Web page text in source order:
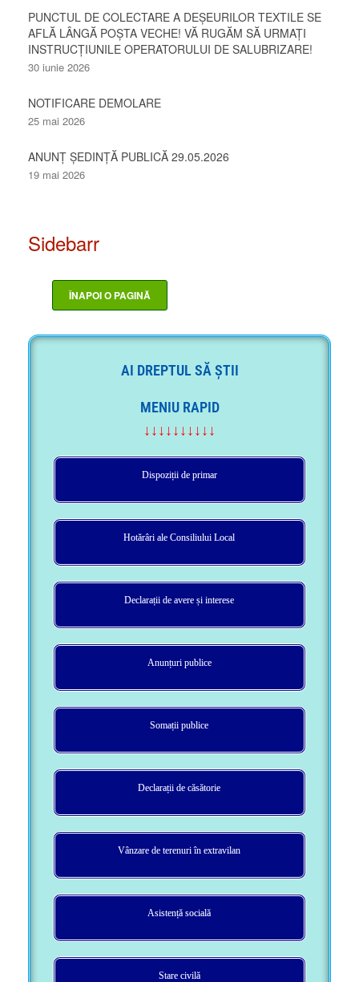
PUNCTUL DE COLECTARE A DEȘEURILOR TEXTILE SE
AFLĂ LÂNGĂ POȘTA VECHE! VĂ RUGĂM SĂ URMAȚI
INSTRUCȚIUNILE OPERATORULUI DE SALUBRIZARE!
30 iunie 2026
NOTIFICARE DEMOLARE
25 mai 2026
ANUNȚ ȘEDINȚĂ PUBLICĂ 29.05.2026
19 mai 2026
Sidebarr
AI DREPTUL SĂ ȘTII
MENIU RAPID
↓↓↓↓↓↓↓↓↓↓
Dispoziții de primar
Hotărâri ale Consiliului Local
Declarații de avere și interese
Anunțuri publice
Somații publice
Declarații de căsătorie
Vânzare de terenuri în extravilan
Asistență socială
Stare civilă